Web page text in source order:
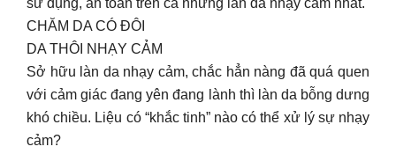
CHĂM DA CÓ ĐÔI
DA THÔI NHẠY CẢM
Sở hữu làn da nhạy cảm, chắc hẳn nàng đã quá quen
với cảm giác đang yên đang lành thì làn da bỗng dưng
khó chiều. Liệu có “khắc tinh” nào có thể xử lý sự nhạy
cảm?